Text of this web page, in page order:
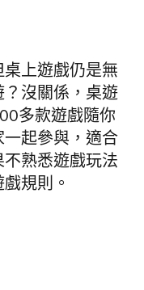
上遊戲仍是無
？沒關係，桌遊
多款遊戲隨你
起參與，適合
熟悉遊戲玩法
規則。